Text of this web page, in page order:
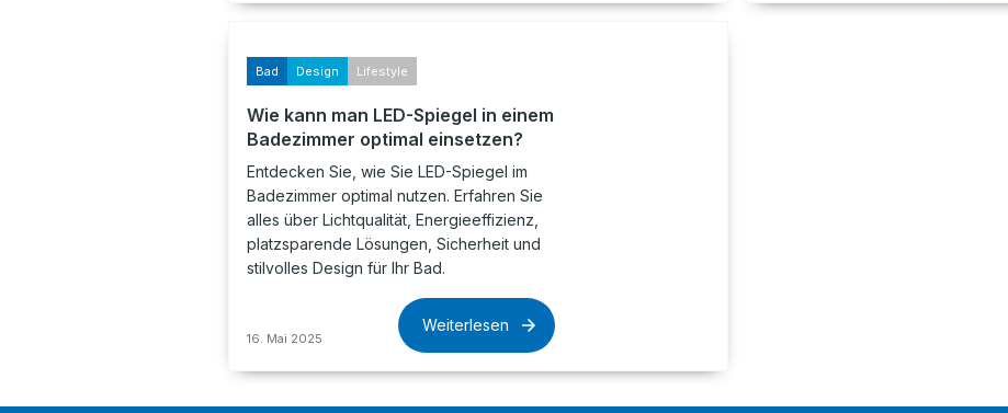
Bad Design Lifestyle
Wie kann man LED-Spiegel in einem
Badezimmer optimal einsetzen?
Entdecken Sie, wie Sie LED-Spiegel im
Badezimmer optimal nutzen. Erfahren Sie
alles über Lichtqualität, Energieeffizienz,
platzsparende Lösungen, Sicherheit und
stilvolles Design für Ihr Bad.
16. Mai 2025
Weiterlesen